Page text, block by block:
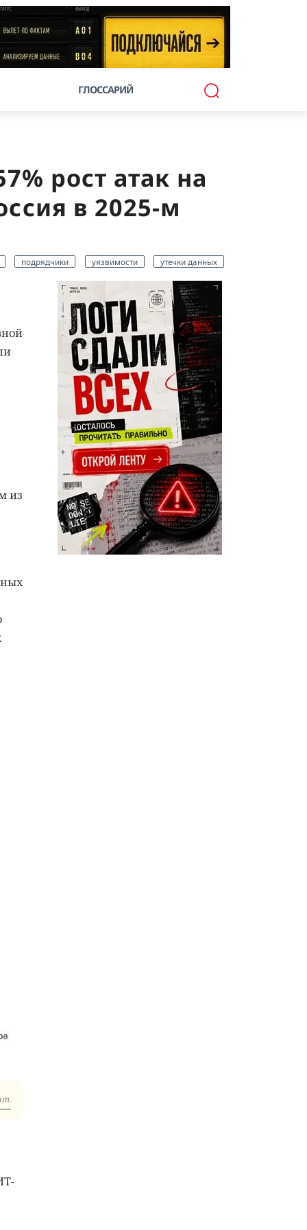
ГЛОССАРИЙ
рост атак на
в 2025-м
подрядчики уязвимости утечки данных
из